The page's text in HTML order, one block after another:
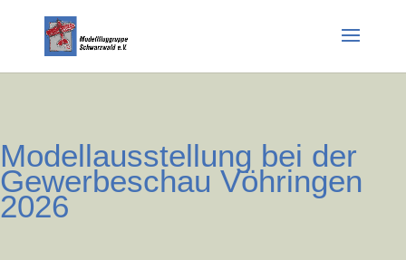
Modellausstellung bei der
Gewerbeschau Vöhringen
2026